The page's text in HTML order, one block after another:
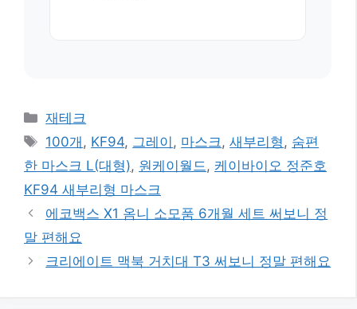
카
테
리
재테크
태
그
100개 , KF94, 그레이 , 마스크,새부리형, 숨편
한 마스크 L(대형), 원케이월드, 케이바이오 정준호
KF94 새부리형 마스크
에코백스 X1 옴니 소모품 6개월 세트 써보니 정
말 편해요
크리에이트 맥북 거치대 T3 써보니 정말 편해요